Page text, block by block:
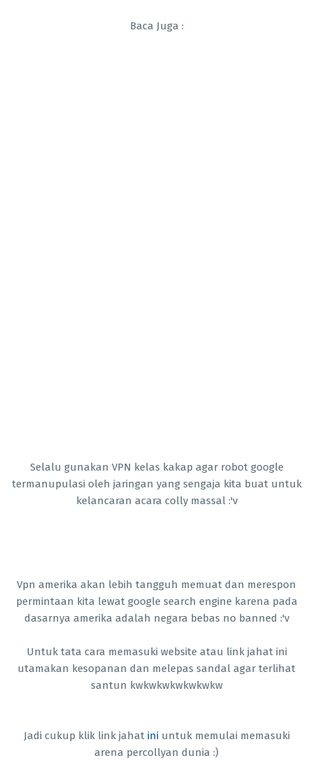
Baca Juga :
Selalu gunakan VPN kelas kakap agar robot google
termanupulasi oleh jaringan yang sengaja kita buat untuk
kelancaran acara colly massal :'v
Vpn amerika akan lebih tangguh memuat dan merespon
permintaan kita lewat google search engine karena pada
dasarnya amerika adalah negara bebas no banned :'v
Untuk tata cara memasuki website atau link jahat ini
utamakan kesopanan dan melepas sandal agar terlihat
santun kwkwkwkwkwkwkw
Jadi cukup klik link jahat iniuntuk memulai memasuki
arena percollyan dunia :)